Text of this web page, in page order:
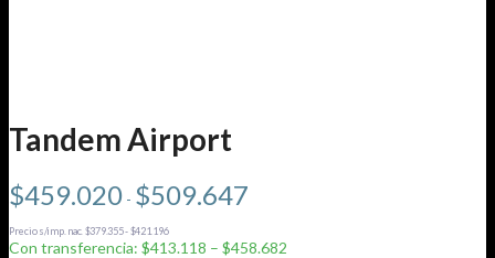
Tandem Airport
$459.020 - $509.647
desde
Precio s/imp. nac. $379.355 - $421.196
Con transferencia: $413.118 – $458.682